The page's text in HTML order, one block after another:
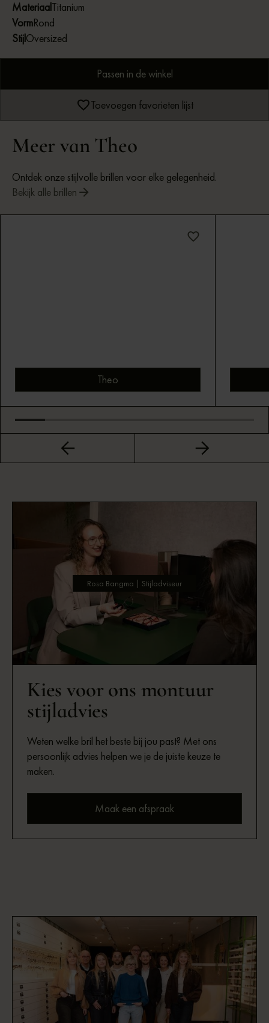
MateriaalTitanium
VormRond
StijlOversized
Passen in de winkel
Toevoegen favorieten lijst
Meer van Theo
Ontdek onze stijlvolle brillen voor elke gelegenheid.
Bekijk alle brillen
Theo
Bekijk montuur
Kies voor ons montuur
stijladvies
Weten welke bril het beste bij jou past? Met ons
persoonlijk advies helpen we je de juiste keuze te
maken.
Maak een afspraak
Rosa Bangma | Stijladviseur